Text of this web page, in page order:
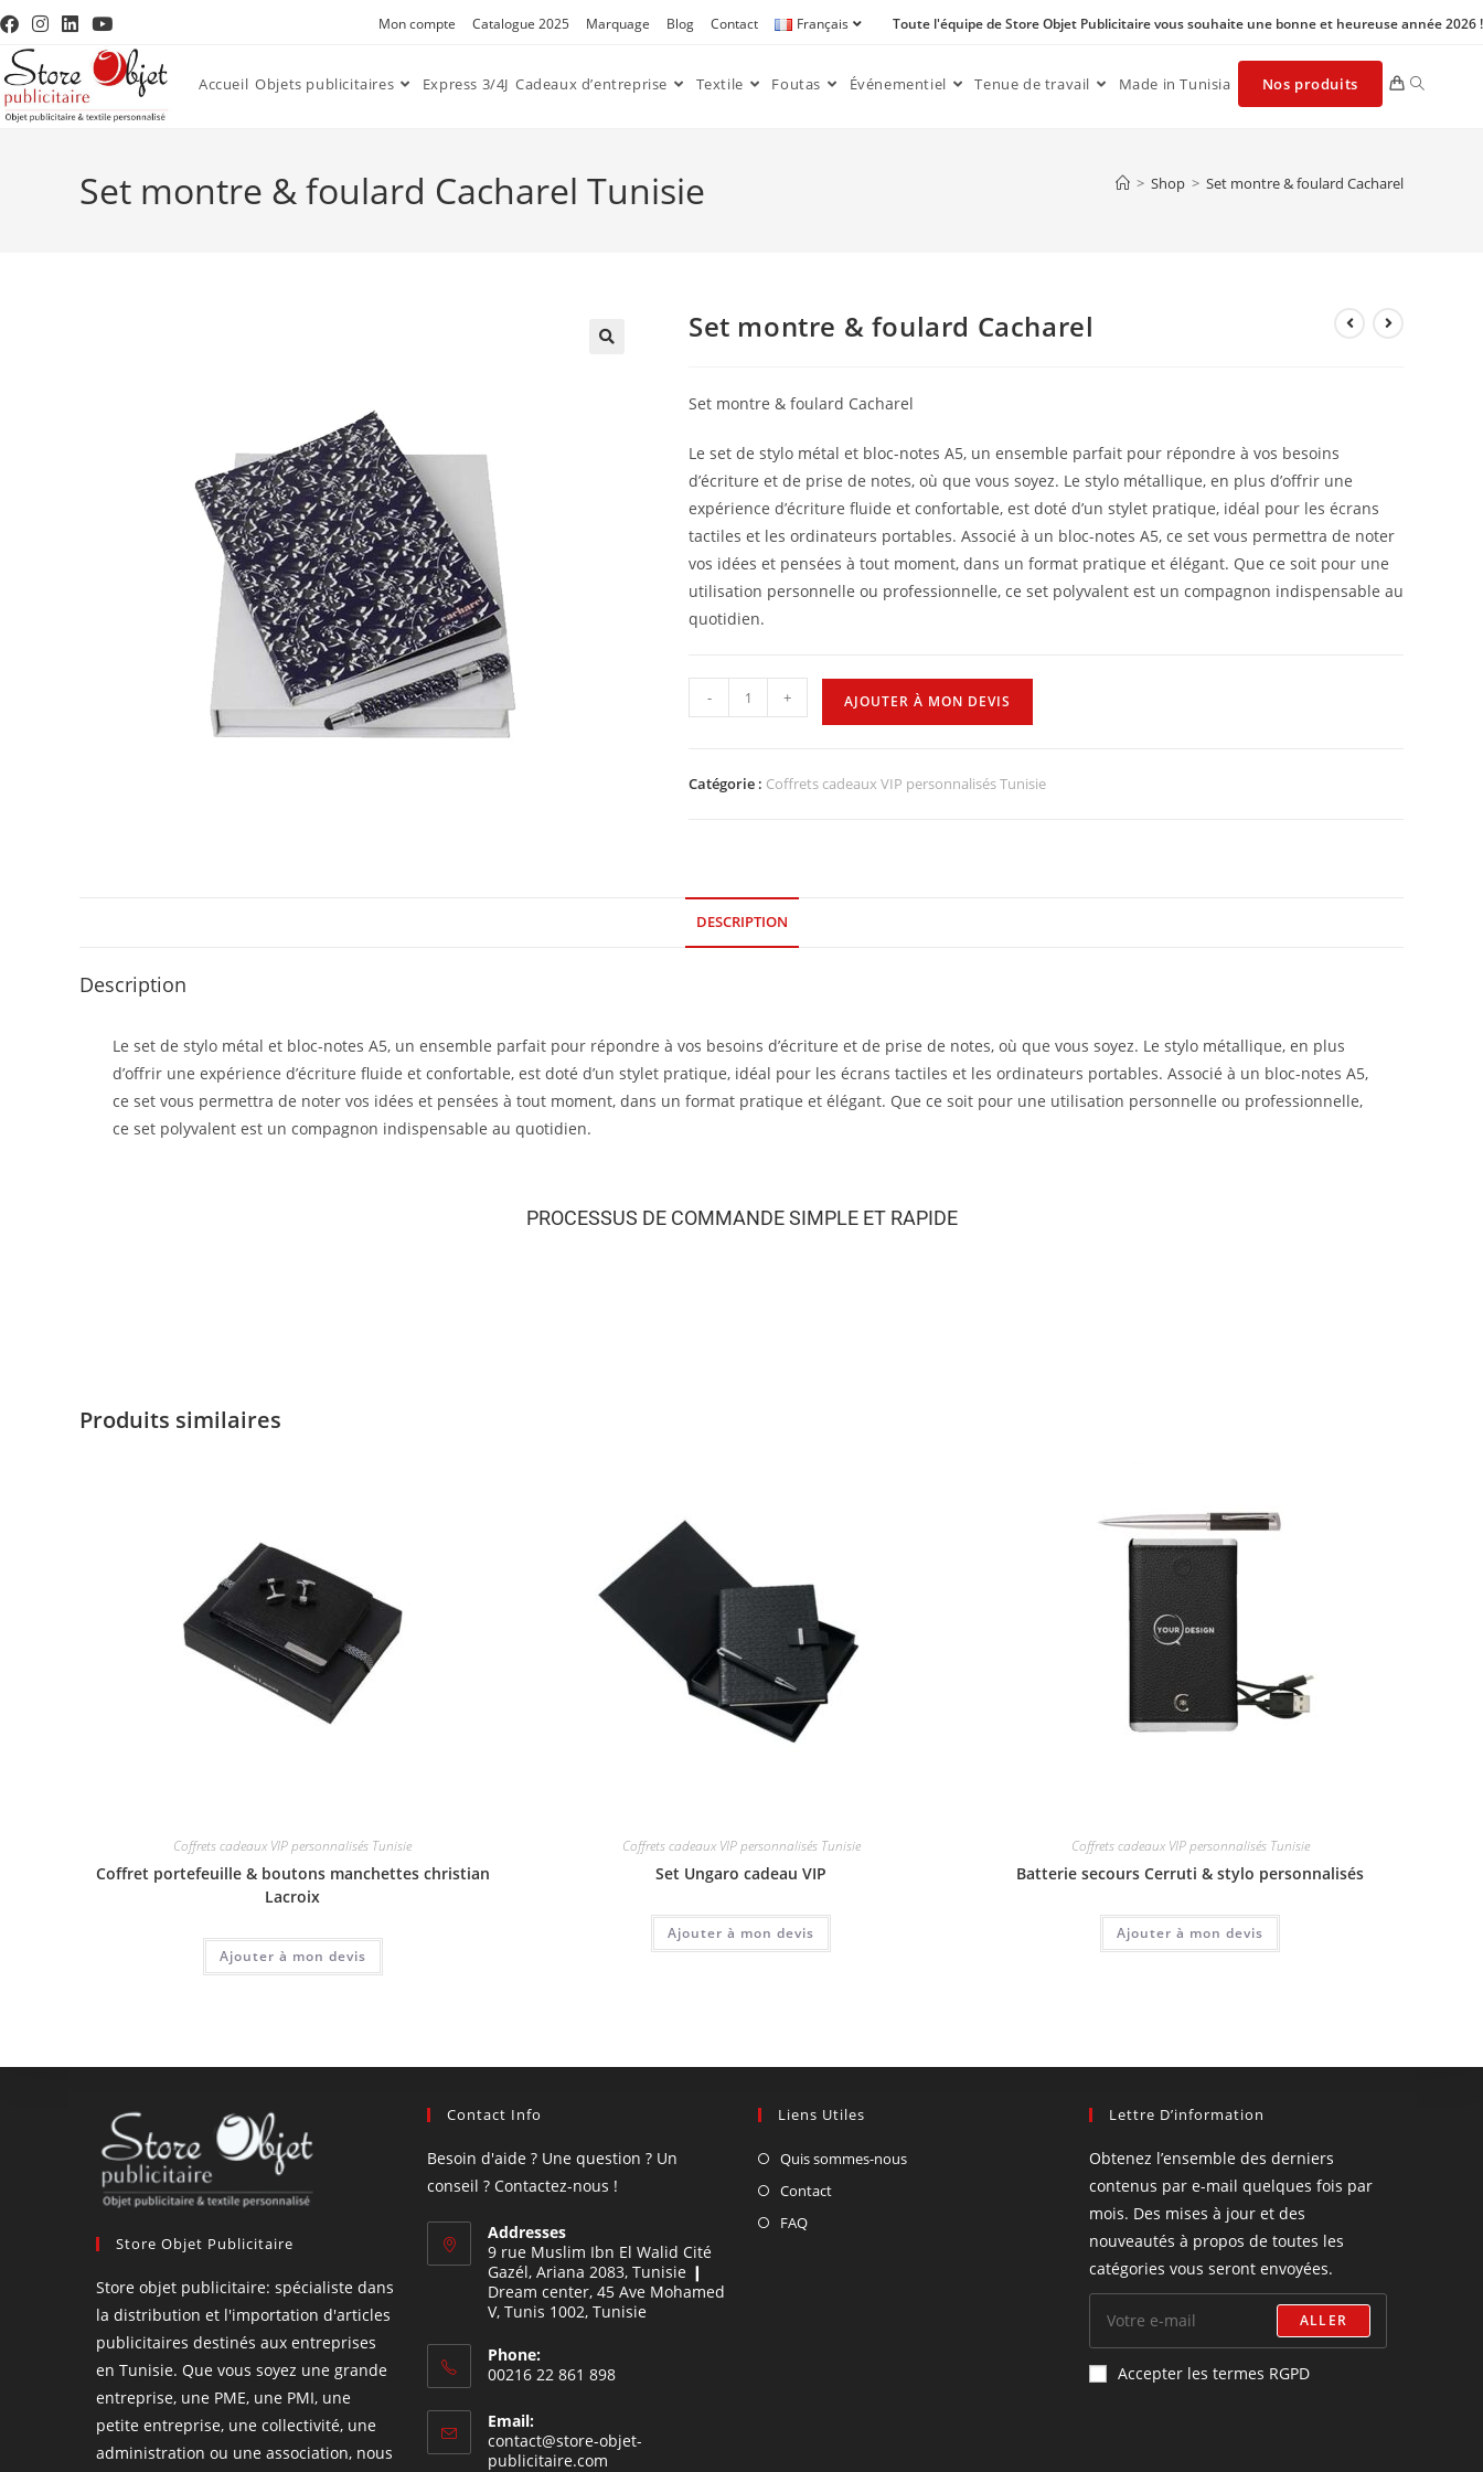
Mon compte Catalogue 2025 Marquage Blog Contact Français Toute l'équipe de Store Objet Publicitaire vous souhaite une bonne et heureuse année 2026 !
Accueil Objets publicitaires Express 3/4J Cadeaux d’entreprise Textile Foutas Événementiel Tenue de travail Made in Tunisia Nos produits
Set montre & foulard Cacharel Tunisie > Shop > Set montre & foulard Cacharel
Set montre & foulard Cacharel
Set montre & foulard Cacharel
Le set de stylo métal et bloc-notes A5, un ensemble parfait pour répondre à vos besoins
d’écriture et de prise de notes, où que vous soyez. Le stylo métallique, en plus d’offrir une
expérience d’écriture fluide et confortable, est doté d’un stylet pratique, idéal pour les écrans
tactiles et les ordinateurs portables. Associé à un bloc-notes A5, ce set vous permettra de noter
vos idées et pensées à tout moment, dans un format pratique et élégant. Que ce soit pour une
utilisation personnelle ou professionnelle, ce set polyvalent est un compagnon indispensable au
quotidien.
- + AJOUTER À MON DEVIS
Catégorie : Coffrets cadeaux VIP personnalisés Tunisie
DESCRIPTION
Description
Le set de stylo métal et bloc-notes A5, un ensemble parfait pour répondre à vos besoins d’écriture et de prise de notes, où que vous soyez. Le stylo métallique, en plus
d’offrir une expérience d’écriture fluide et confortable, est doté d’un stylet pratique, idéal pour les écrans tactiles et les ordinateurs portables. Associé à un bloc-notes A5,
ce set vous permettra de noter vos idées et pensées à tout moment, dans un format pratique et élégant. Que ce soit pour une utilisation personnelle ou professionnelle,
ce set polyvalent est un compagnon indispensable au quotidien.
PROCESSUS DE COMMANDE SIMPLE ET RAPIDE
Produits similaires
Coffrets cadeaux VIP personnalisés Tunisie
Coffret portefeuille & boutons manchettes christian
Lacroix
Ajouter à mon devis
Coffrets cadeaux VIP personnalisés Tunisie
Set Ungaro cadeau VIP
Ajouter à mon devis
Coffrets cadeaux VIP personnalisés Tunisie
Batterie secours Cerruti & stylo personnalisés
Ajouter à mon devis
Store Objet Publicitaire
Store objet publicitaire: spécialiste dans
la distribution et l'importation d'articles
publicitaires destinés aux entreprises
en Tunisie. Que vous soyez une grande
entreprise, une PME, une PMI, une
petite entreprise, une collectivité, une
administration ou une association, nous
Contact Info
Besoin d'aide ? Une question ? Un
conseil ? Contactez-nous !
Addresses
9 rue Muslim Ibn El Walid Cité
Gazél, Ariana 2083, Tunisie ❙
Dream center, 45 Ave Mohamed
V, Tunis 1002, Tunisie
Phone:
00216 22 861 898
Email:
contact@store-objet-
publicitaire.com
Liens Utiles
Quis sommes-nous
Contact
FAQ
Lettre D’information
Obtenez l’ensemble des derniers
contenus par e-mail quelques fois par
mois. Des mises à jour et des
nouveautés à propos de toutes les
catégories vous seront envoyées.
ALLER
Accepter les termes RGPD